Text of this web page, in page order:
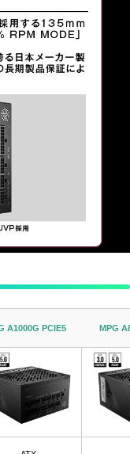
A1000G PCIE5 MPG